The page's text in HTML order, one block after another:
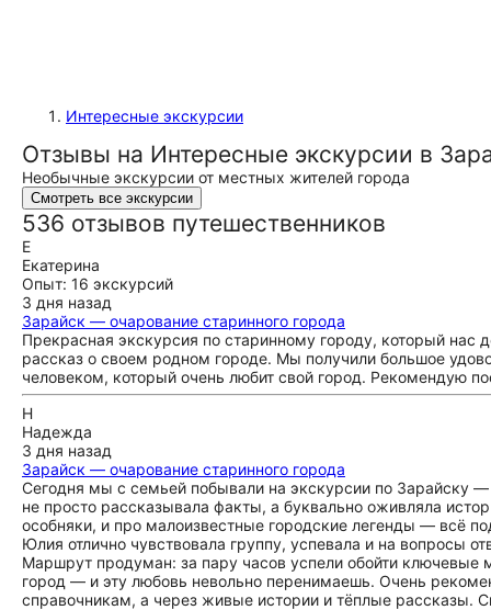
Интересные экскурсии
Отзывы на Интересные экскурсии в
Необычные экскурсии от местных жителей города
Смотреть все экскурсии
536 отзывов путешественников
Е
Екатерина
Опыт: 16 экскурсий
3 дня назад
Зарайск — очарование старинного города
Прекрасная экскурсия по старинному городу, который нас
рассказ о своем родном городе. Мы получили большое
человеком, который очень любит свой город. Рекомендую
Н
Надежда
3 дня назад
Зарайск — очарование старинного города
Сегодня мы с семьей побывали на экскурсии по Зарайску
не просто рассказывала факты, а буквально оживляла
особняки, и про малоизвестные городские легенды — всё
Юлия отлично чувствовала группу, успевала и на вопросы
Маршрут продуман: за пару часов успели обойти ключевые
город — и эту любовь невольно перенимаешь. Очень
справочникам, а через живые истории и тёплые рассказы.